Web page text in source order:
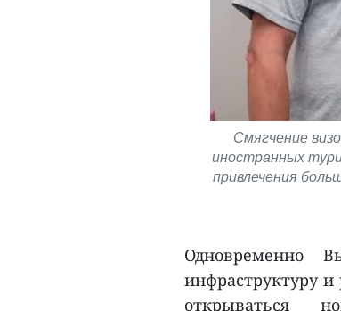
Смягчение
иностранных
привлечения
Одновременно
инфраструктуру
открываться